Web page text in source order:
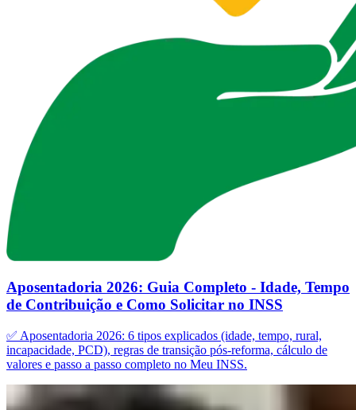
Aposentadoria 2026: Guia Completo - Idade, Tempo
de Contribuição e Como Solicitar no INSS
✅ Aposentadoria 2026: 6 tipos explicados (idade, tempo, rural,
incapacidade, PCD), regras de transição pós-reforma, cálculo de
valores e passo a passo completo no Meu INSS.